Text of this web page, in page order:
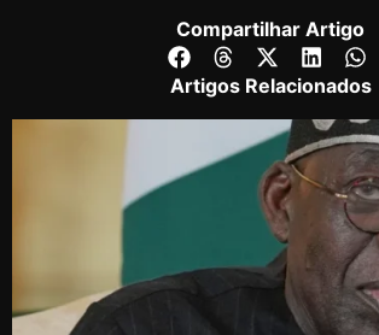
Compartilhar Artigo
Artigos Relacionados